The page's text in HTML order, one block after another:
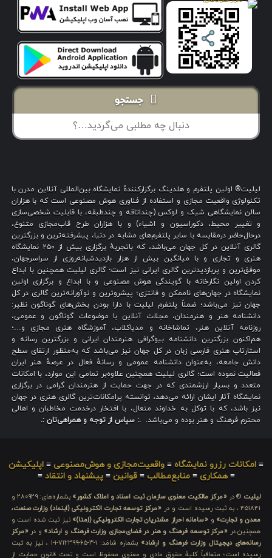
جستجو
لیلیت® اولین پلتفرم و هلدینگ برگزارکنندهٔ نمایشگاه بین‌المللی آنلاین مدرن با
تکنولوژی واقعیت مجازی و استفاده از فناوری هوش مصنوعی است که با هزاران
سالن نمایشگاهی شیک و لوکس (چنداتاقه و چندطبقه، با قابلیت شخصی‌سازی
و تغییر محیط، دکوراسیون و اشیاء) و با هزاران طرح قاب‌مجازی متنوع،
درحال‌حاضر درمقایسه با سایر پلتفرم‌های مشابه در دنیا، پیشرفته‌ترین و بزرگترین
گالری آنلاین در کل جهان می‌باشد، که باتجربهٔ برگزاری بیش از ۲۵۰ نمایشگاه
هنری و تجاری و با میانگین بیش از هزار بازدیدشبانه‌روزی از سراسرجهان،
موفق‌ترین و پربازدیدترین گالری ایرانی نیز است؛ گالری لیلیت همچنین با ابداع
کردن اولین نگارخانه با گویندگی هوش مصنوعی و با ابداع و برگزاری اولین
نمایشگاه در جهان‌های ناممکن و فانتزی؛ پیشروترین و نوآورانه‌ترین گالری در کل
جهان نیز می‌باشد؛ ضمناً پلتفرم لیلیت با دارا بودن بخش‌های گوناگون نظیر:
دانشنامه هنر و هنرمندان، مجلات آنلاین با موضوعات گوناگون و عمومی،
روزنامه آنلاین هنر، تماشاخانه و مدیاکلاب، آموزشگاه هنری مجازی و…؛
هم‌اکنون بزرگترین دانشنامه بیوگرافی هنرمندان ایرانی و بزرگترین رسانه و
استارتاپ هنری فارسی زبان در کل جهان نیز می‌باشد که به‌منظور ارتقای سطح
دانش جامعه، به‌عنوان دانشنامه عمومی و رسانهٔ فعال در عرصهٔ هنر ایران
فعالیت نموده است؛ گالری لیلیت همچنین علاوه‌بر تمامی این موارد، با امکانات
متعدد و بسیار ارزشمندی که در جهت حمایت از هنرمندان گرامی در برگزاری
نمایشگاه آثار ایشان ارائه می‌دهد، توانسته پرامکانات‌ترین گالری هنری در جهان
نیز باشد، که با توکل به خداوند متعال، با افتخار درخدمت مخاطبان و اهالی
محترم فرهنگ و هنر بوده و می‌باشد. .: سپاس از توجه و همراهی‌تان :.
≡ امکانات رزرو نمایشگاه ≡ واقعیت‌مجازی و هوش‌مصنوعی ≡ اپلیکیشن
≡همکاری ≡منابع‌مطالب ≡قوانین ≡پیشنهاد و انتقاد ≡
لیلیت ® در «مرکز مالکیت معنوی سازمان ثبت اسناد و املاک کشور»
بشماره‌های: ۲۸۰۹۲۹ و
۴۵۱۸۴۱ ، به ثبت رسیده است و در
«مرکز توسعه تجارت الکترونیکی (اینماد) وزارت صنعت،
معدن و تجارت» و «سامانه احراز مشتریان تجارت الکترونیکی (اِمتا)» نیز ثبت شده است و
همچنین در «مرکز توسعه فرهنگ و هنر در فضای‌مجازی وزارت فرهنگ و ارشاد» و در«مرکز
رسانه‌های دیجیتال وزارت فرهنگ و ارشاد»
بشماره شامَد: ۱-۳-۶۵-۷۱۲۳۹۹-۱-۱ ، نیز به ثبت
رسیده است؛ متعاقباً کلیهٔ حقوق مادی و معنوی محفوظ است و تحت قانون حمایت از